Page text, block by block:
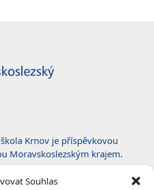
Souhlas
Krnov je příspěvkovou
Moravskoslezským krajem.
EN ISO 50001:2019